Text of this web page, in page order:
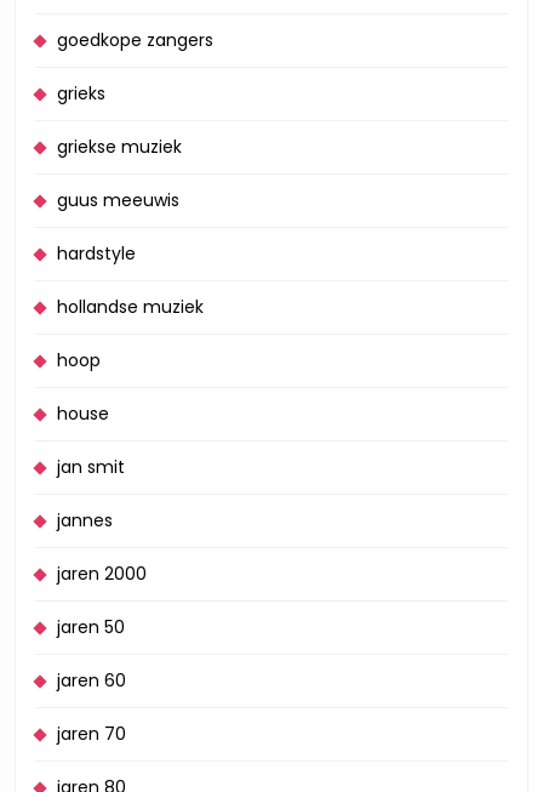
goedkope zangers
grieks
griekse muziek
guus meeuwis
hardstyle
hollandse muziek
hoop
house
jan smit
jannes
jaren 2000
jaren 50
jaren 60
jaren 70
jaren 80